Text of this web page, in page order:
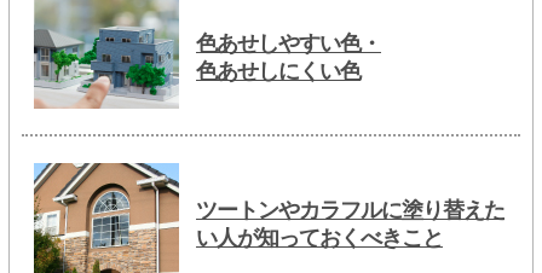
色あせしやすい色・
色あせしにくい色
ツートンやカラフルに塗り替えた
い人が知っておくべきこと